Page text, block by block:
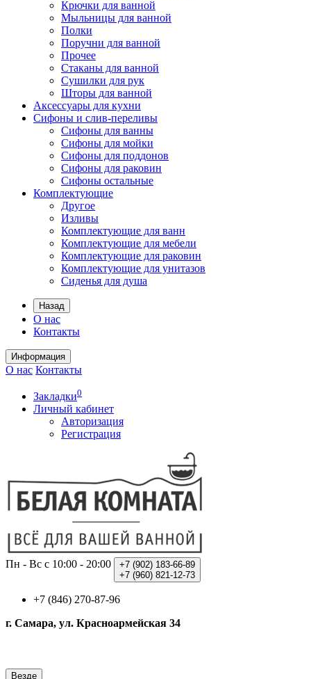
Крючки для ванной
Мыльницы для ванной
Полки
Поручни для ванной
Прочее
Стаканы для ванной
Сушилки для рук
Шторы для ванной
Аксессуары для кухни
Сифоны и слив-переливы
Сифоны для ванны
Сифоны для мойки
Сифоны для поддонов
Сифоны для раковин
Сифоны остальные
Комплектующие
Другое
Изливы
Комплектующие для ванн
Комплектующие для мебели
Комплектующие для раковин
Комплектующие для унитазов
Сиденья для душа
Назад
О нас
Контакты
Информация
О нас Контакты
Закладки0
Личный кабинет
Авторизация
Регистрация
Пн - Вс с 10:00 - 20:00 +7 (902) 183-66-89
+7 (960) 821-12-73
+7 (846) 270-87-96
г. Самара, ул. Красноармейская 34
Везде